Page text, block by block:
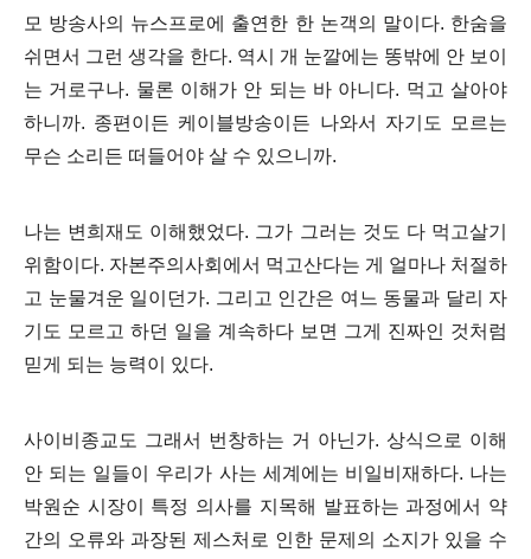
모 방송사의 뉴스프로에 출연한 한 논객의 말이다. 한숨을
쉬면서 그런 생각을 한다. 역시 개 눈깔에는 똥밖에 안 보이
는 거로구나. 물론 이해가 안 되는 바 아니다. 먹고 살아야
하니까. 종편이든 케이블방송이든 나와서 자기도 모르는
무슨 소리든 떠들어야 살 수 있으니까.
나는 변희재도 이해했었다. 그가 그러는 것도 다 먹고살기
위함이다. 자본주의사회에서 먹고산다는 게 얼마나 처절하
고 눈물겨운 일이던가. 그리고 인간은 여느 동물과 달리 자
기도 모르고 하던 일을 계속하다 보면 그게 진짜인 것처럼
믿게 되는 능력이 있다.
사이비종교도 그래서 번창하는 거 아닌가. 상식으로 이해
안 되는 일들이 우리가 사는 세계에는 비일비재하다. 나는
박원순 시장이 특정 의사를 지목해 발표하는 과정에서 약
간의 오류와 과장된 제스처로 인한 문제의 소지가 있을 수